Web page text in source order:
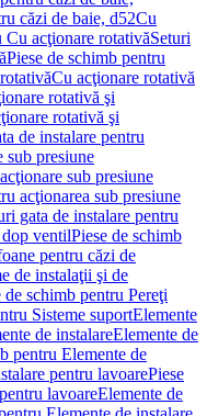
căzi de baie, d52Cu
Cu acţionare rotativăSeturi
Piese de schimb pentru
Cu acţionare rotativă
rotativă şi
rotativă şi
de instalare pentru
sub presiune
sub presiune
acţionarea sub presiune
gata de instalare pentru
ventilPiese de schimb
pentru căzi de
de instalaţii şi de
de schimb pentru Pereţi
Sisteme suportElemente
de instalareElemente de
pentru Elemente de
pentru lavoarePiese
lavoareElemente de